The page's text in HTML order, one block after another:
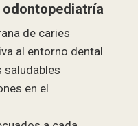
odontopediatría
de caries
al entorno dental
saludables
en el